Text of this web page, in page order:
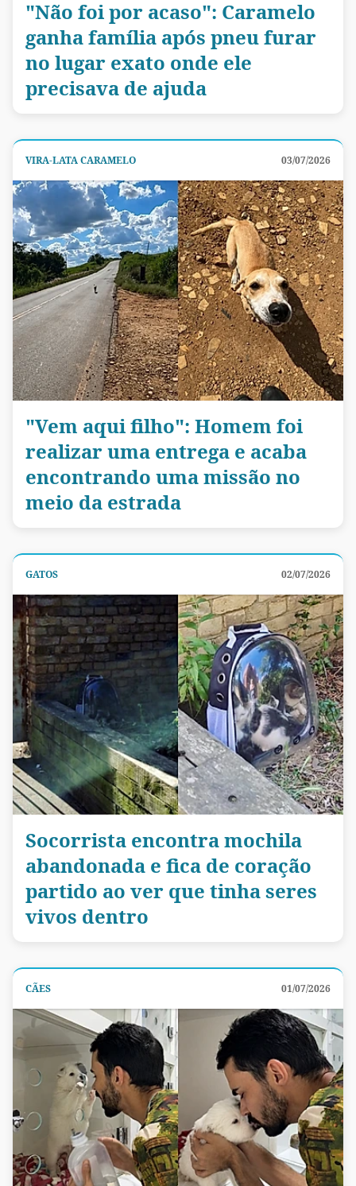
"Não foi por acaso": Caramelo
ganha família após pneu furar
no lugar exato onde ele
precisava de ajuda
VIRA-LATA CARAMELO 03/07/2026
"Vem aqui filho": Homem foi
realizar uma entrega e acaba
encontrando uma missão no
meio da estrada
GATOS 02/07/2026
Socorrista encontra mochila
abandonada e fica de coração
partido ao ver que tinha seres
vivos dentro
CÃES 01/07/2026